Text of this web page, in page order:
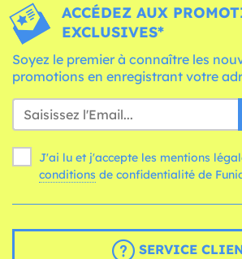
ACCÉDEZ AUX
EXCLUSIVES*
Soyez le premier à connaître les
promotions en enregistrant votre
J'ai lu et j'accepte les mentions
conditions de confidentialité de
SERVICE